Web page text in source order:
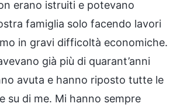
erano istruiti e potevano
famiglia solo facendo lavori
in gravi difficoltà economiche.
già più di quarant’anni
avuta e hanno riposto tutte le
su di me. Mi hanno sempre